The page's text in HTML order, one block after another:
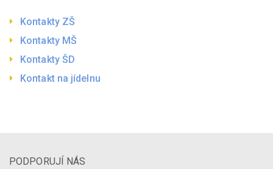
Kontakty ZŠ
Kontakty MŠ
Kontakty ŠD
Kontakt na jídelnu
PODPORUJÍ NÁS